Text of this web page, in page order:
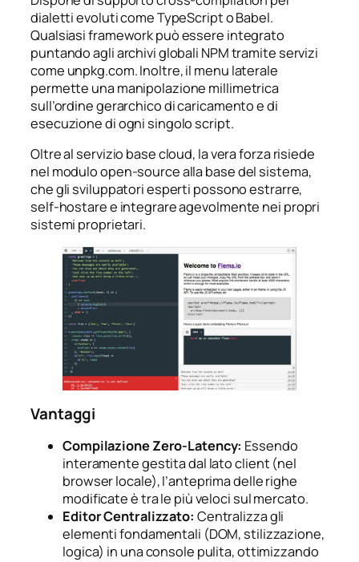
dialetti evoluti come TypeScript o Babel.
Qualsiasi framework può essere integrato
puntando agli archivi globali NPM tramite servizi
come unpkg.com. Inoltre, il menu laterale
permette una manipolazione millimetrica
sull’ordine gerarchico di caricamento e di
esecuzione di ogni singolo script.
Oltre al servizio base cloud, la vera forza risiede
nel modulo open-source alla base del sistema,
che gli sviluppatori esperti possono estrarre,
self-hostare e integrare agevolmente nei propri
sistemi proprietari.
Vantaggi
Compilazione Zero-Latency: Essendo
interamente gestita dal lato client (nel
browser locale), l’anteprima delle righe
modificate è tra le più veloci sul mercato.
Editor Centralizzato: Centralizza gli
elementi fondamentali (DOM, stilizzazione,
logica) in una console pulita, ottimizzando